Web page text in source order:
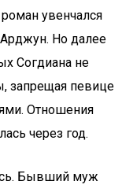
увенчался
Но далее
Согдиана не
запрещая певице
Отношения
через год.
Бывший муж